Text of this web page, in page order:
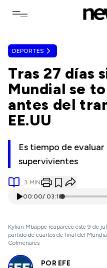
Toggle navigation menu
DEPORTES
Tras 27 días
Mundial se
antes del
EE.UU
Es tiempo de
supervivientes
3 MIN
00:00/ 03:18
Kylian Mbappe reaparece este 9 de
partido de cuartos de final del
Colmenares
POR EFE